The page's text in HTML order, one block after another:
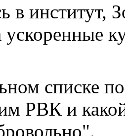
в институт,
списке
РВК и